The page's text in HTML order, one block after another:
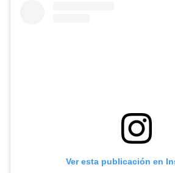
Ver esta publicación en